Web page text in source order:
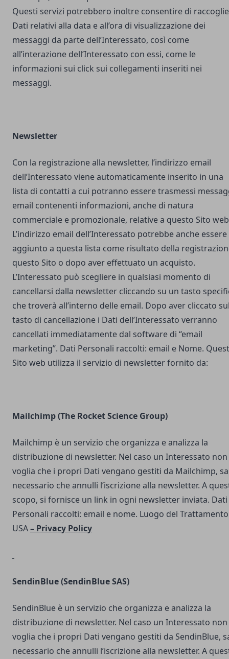
Questi servizi potrebbero inoltre consentire di
Dati relativi alla data e all’ora di visualizzazione dei
messaggi da parte dell’Interessato, così come
all’interazione dell’Interessato con essi, come le
informazioni sui click sui collegamenti inseriti nei
messaggi.
Newsletter
Con la registrazione alla newsletter, l’indirizzo email
dell’Interessato viene automaticamente inserito in una
lista di contatti a cui potranno essere trasmessi
email contenenti informazioni, anche di natura
commerciale e promozionale, relative a questo Sito
L’indirizzo email dell’Interessato potrebbe anche essere
aggiunto a questa lista come risultato della
questo Sito o dopo aver effettuato un acquisto.
L’Interessato può scegliere in qualsiasi momento di
cancellarsi dalla newsletter cliccando su un tasto
che troverà all’interno delle email. Dopo aver cliccato
tasto di cancellazione i Dati dell’Interessato verranno
cancellati immediatamente dal software di “email
marketing”. Dati Personali raccolti: email e Nome.
Sito web utilizza il servizio di newsletter fornito da:
Mailchimp (The Rocket Science Group)
Mailchimp è un servizio che organizza e analizza la
distribuzione di newsletter. Nel caso un Interessato non
voglia che i propri Dati vengano gestiti da Mailchimp,
necessario che annulli l’iscrizione alla newsletter. A
scopo, si fornisce un link in ogni newsletter inviata. Dati
Personali raccolti: email e nome. Luogo del
USA– Privacy Policy
SendinBlue(SendinBlue SAS)
SendinBlue è un servizio che organizza e analizza la
distribuzione di newsletter. Nel caso un Interessato non
voglia che i propri Dati vengano gestiti da SendinBlue,
necessario che annulli l’iscrizione alla newsletter. A